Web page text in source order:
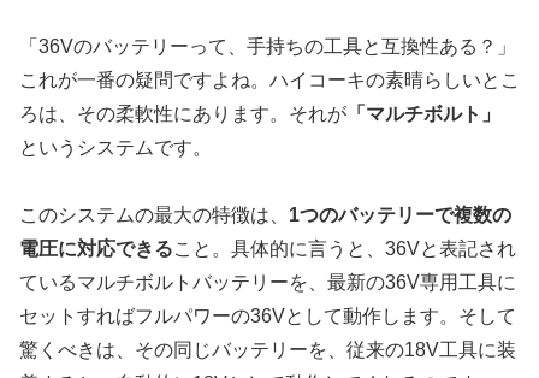
「36Vのバッテリーって、手持ちの工具と互換性ある？」
これが一番の疑問ですよね。ハイコーキの素晴らしいとこ
ろは、その柔軟性にあります。それが 「マルチボルト」
というシステムです。
このシステムの最大の特徴は、 1つのバッテリーで複数の
電圧に対応できること。具体的に言うと、36Vと表記され
ているマルチボルトバッテリーを、最新の36V専用工具に
セットすればフルパワーの36Vとして動作します。そして
驚くべきは、その同じバッテリーを、従来の18V工具に装